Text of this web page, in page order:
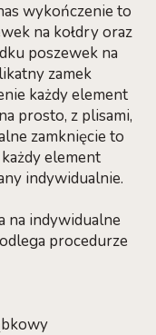
wykończenie to
na kołdry oraz
poszewek na
zamek
każdy element
prosto, z plisami,
zamknięcie to
element
indywidualnie.
na indywidualne
procedurze